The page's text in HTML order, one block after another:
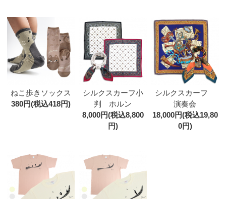
ねこ歩きソックス
380円(税込418円)
シルクスカーフ小
判 ホルン
8,000円(税込8,800
円)
シルクスカーフ
演奏会
18,000円(税込19,80
0円)